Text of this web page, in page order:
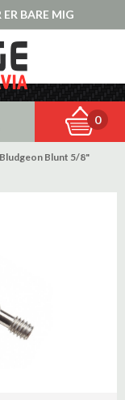
BARE MIG
0
Blunt 5/8"